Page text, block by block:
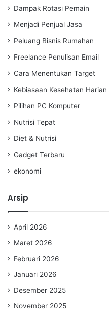
Dampak Rotasi Pemain
Menjadi Penjual Jasa
Peluang Bisnis Rumahan
Freelance Penulisan Email
Cara Menentukan Target
Kebiasaan Kesehatan Harian
Pilihan PC Komputer
Nutrisi Tepat
Diet & Nutrisi
Gadget Terbaru
ekonomi
Arsip
April 2026
Maret 2026
Februari 2026
Januari 2026
Desember 2025
November 2025